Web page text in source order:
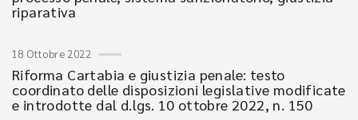
riparativa
18 Ottobre 2022
Riforma Cartabia e giustizia penale: testo
coordinato delle disposizioni legislative modificate
e introdotte dal d.lgs. 10 ottobre 2022, n. 150